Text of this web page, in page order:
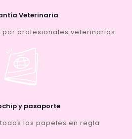
Veterinaria
por profesionales veterinarios
y pasaporte
los papeles en regla